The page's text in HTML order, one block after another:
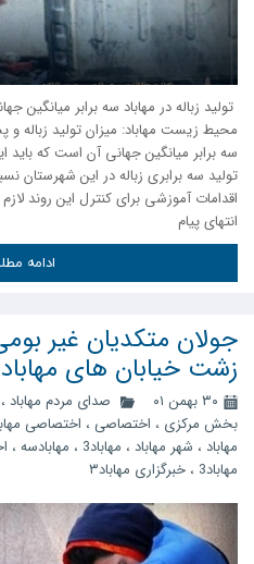
تولید زباله در مهاباد سه برابر
محیط زیست مهاباد: میزان تولید زباله و
سه برابر میانگین جهانی آن است که
تولید سه برابری زباله در این شهرستان
انتهای پیام
ادامه
جولان متکدیان غیر
زشت خیابان های مهاباد
۳۰ بهمن ۰۱ صدای مردم مهاباد ،
بخش مرکزی ، اختصاصی ، اختصاصی
مهاباد ، شهر مهاباد ، مهاباد3 ، مهابادسه ،
مهاباد3 ، خبرگزاری مهاباد۳